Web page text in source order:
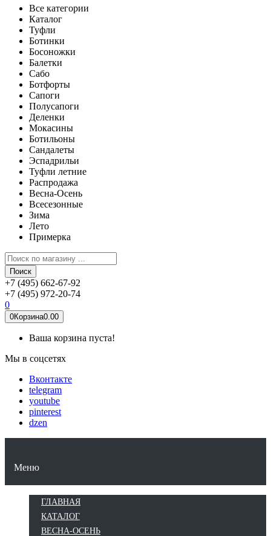
Все категории
Каталог
Туфли
Ботинки
Босоножки
Балетки
Сабо
Ботфорты
Сапоги
Полусапоги
Деленки
Мокасины
Ботильоны
Сандалеты
Эспадрильи
Туфли летние
Распродажа
Весна-Осень
Всесезонные
Зима
Лето
Примерка
Поиск
+7 (495) 662-67-92
+7 (495) 972-20-74
0
0Корзина0.00
Ваша корзина пуста!
Мы в соцсетях
Вконтакте
telegram
youtube
pinterest
dzen
Меню
ГЛАВНАЯ
КАТАЛОГ
ВЕСНА-ОСЕНЬ